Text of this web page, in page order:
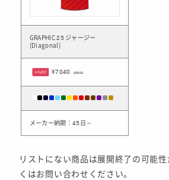
GRAPHIC 25 ジャージー
(Diagonal)
20%OFF ¥7040 ¥8800
メーカー納期：45日～
リストにない商品は展開終了の可能
くはお問い合わせください。